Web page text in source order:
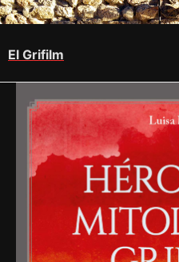
El Grifilm